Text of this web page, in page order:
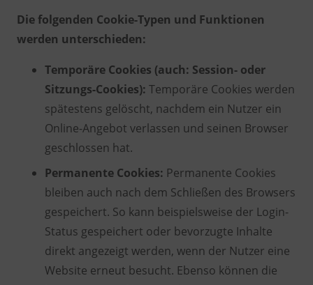
Die folgenden Cookie-Typen und Funktionen
werden unterschieden:
Temporäre Cookies (auch: Session- oder
Sitzungs-Cookies): Temporäre Cookies werden
spätestens gelöscht, nachdem ein Nutzer ein
Online-Angebot verlassen und seinen Browser
geschlossen hat.
Permanente Cookies: Permanente Cookies
bleiben auch nach dem Schließen des Browsers
gespeichert. So kann beispielsweise der Login-
Status gespeichert oder bevorzugte Inhalte
direkt angezeigt werden, wenn der Nutzer eine
Website erneut besucht. Ebenso können die